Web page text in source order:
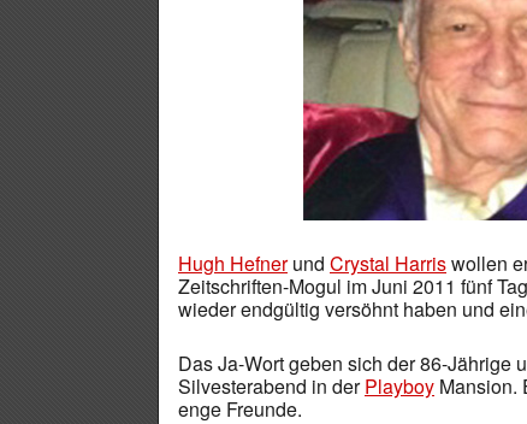
Hugh Hefnerund Crystal Harriswollen
Zeitschriften-Mogul im Juni 2011 fünf
wieder endgültig versöhnt haben und
Das Ja-Wort geben sich der 86-Jährige
Silvesterabend in derPlayboy Mansion.
enge Freunde.